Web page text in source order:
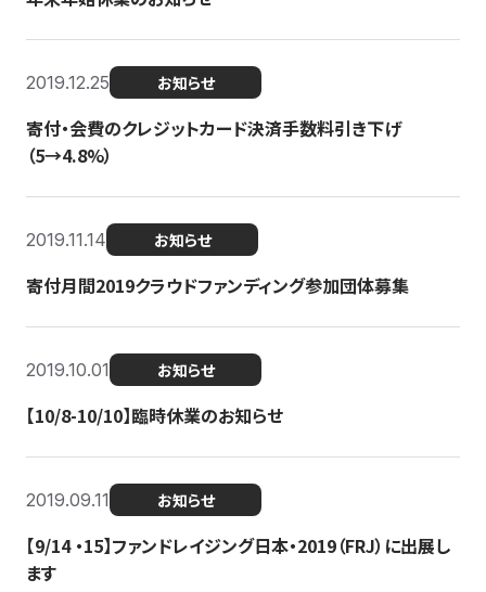
2019.12.25 お知らせ
寄付・会費のクレジットカード決済手数料引き下げ
（5→4.8%）
2019.11.14 お知らせ
寄付月間2019クラウドファンディング参加団体募集
2019.10.01 お知らせ
【10/8-10/10】臨時休業のお知らせ
2019.09.11 お知らせ
【9/14 ・15】ファンドレイジング日本・2019（FRJ）に出展し
ます